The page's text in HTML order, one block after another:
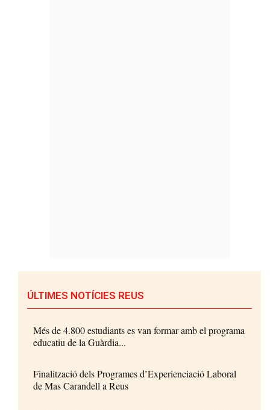
ÚLTIMES NOTÍCIES REUS
Més de 4.800 estudiants es van formar amb el programa
educatiu de la Guàrdia...
Finalització dels Programes d’Experienciació Laboral
de Mas Carandell a Reus